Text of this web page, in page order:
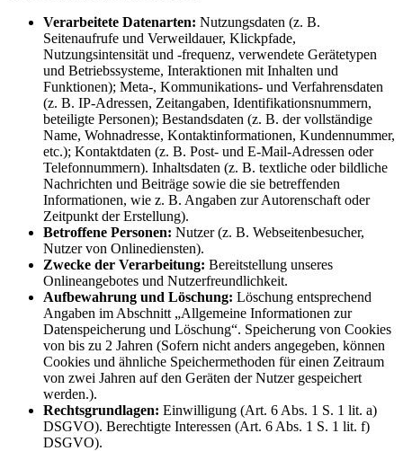
Verarbeitete Datenarten: Nutzungsdaten (z. B.
Seitenaufrufe und Verweildauer, Klickpfade,
Nutzungsintensität und -frequenz, verwendete Gerätetypen
und Betriebssysteme, Interaktionen mit Inhalten und
Funktionen); Meta-, Kommunikations- und Verfahrensdaten
(z. B. IP-Adressen, Zeitangaben, Identifikationsnummern,
beteiligte Personen); Bestandsdaten (z. B. der vollständige
Name, Wohnadresse, Kontaktinformationen, Kundennummer,
etc.); Kontaktdaten (z. B. Post- und E-Mail-Adressen oder
Telefonnummern). Inhaltsdaten (z. B. textliche oder bildliche
Nachrichten und Beiträge sowie die sie betreffenden
Informationen, wie z. B. Angaben zur Autorenschaft oder
Zeitpunkt der Erstellung).
Betroffene Personen: Nutzer (z. B. Webseitenbesucher,
Nutzer von Onlinediensten).
Zwecke der Verarbeitung: Bereitstellung unseres
Onlineangebotes und Nutzerfreundlichkeit.
Aufbewahrung und Löschung: Löschung entsprechend
Angaben im Abschnitt „Allgemeine Informationen zur
Datenspeicherung und Löschung“. Speicherung von Cookies
von bis zu 2 Jahren (Sofern nicht anders angegeben, können
Cookies und ähnliche Speichermethoden für einen Zeitraum
von zwei Jahren auf den Geräten der Nutzer gespeichert
werden.).
Rechtsgrundlagen: Einwilligung (Art. 6 Abs. 1 S. 1 lit. a)
DSGVO). Berechtigte Interessen (Art. 6 Abs. 1 S. 1 lit. f)
DSGVO).